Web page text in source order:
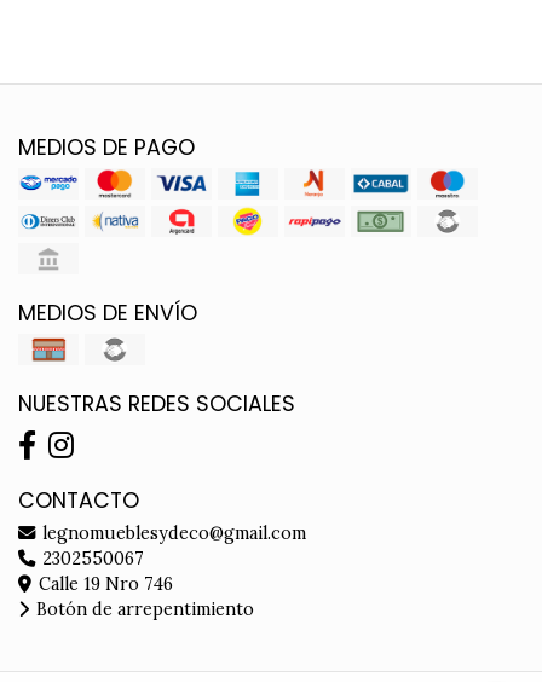
MEDIOS DE PAGO
MEDIOS DE ENVÍO
NUESTRAS REDES SOCIALES
CONTACTO
legnomueblesydeco@gmail.com
2302550067
Calle 19 Nro 746
Botón de arrepentimiento